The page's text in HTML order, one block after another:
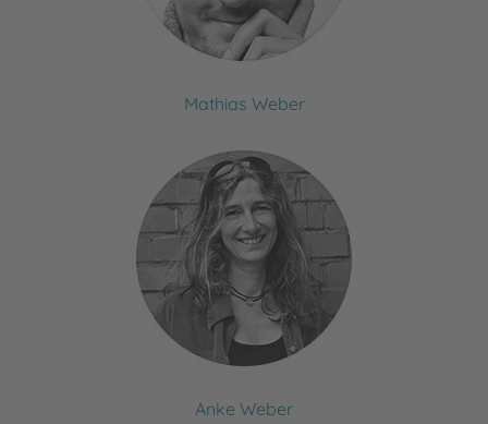
Mathias Weber
Anke Weber